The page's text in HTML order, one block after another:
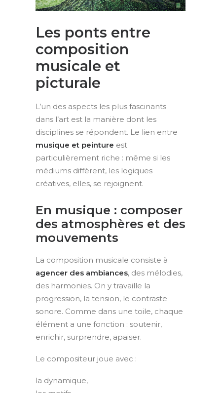
Les ponts entre
composition
musicale et
picturale
L’un des aspects les plus fascinants
dans l’art est la manière dont les
disciplines se répondent. Le lien entre
musique et peinture est
particulièrement riche : même si les
médiums diffèrent, les logiques
créatives, elles, se rejoignent.
En musique : composer
des atmosphères et des
mouvements
La composition musicale consiste à
agencer des ambiances, des mélodies,
des harmonies. On y travaille la
progression, la tension, le contraste
sonore. Comme dans une toile, chaque
élément a une fonction : soutenir,
enrichir, surprendre, apaiser.
Le compositeur joue avec :
la dynamique,